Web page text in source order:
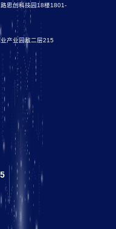
思创科技园18楼1801-
产业园敌二层215